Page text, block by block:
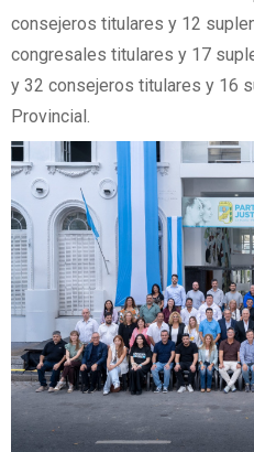
consejeros titulares y 12
congresales titulares y 17
y 32 consejeros titulares y 16
Provincial.